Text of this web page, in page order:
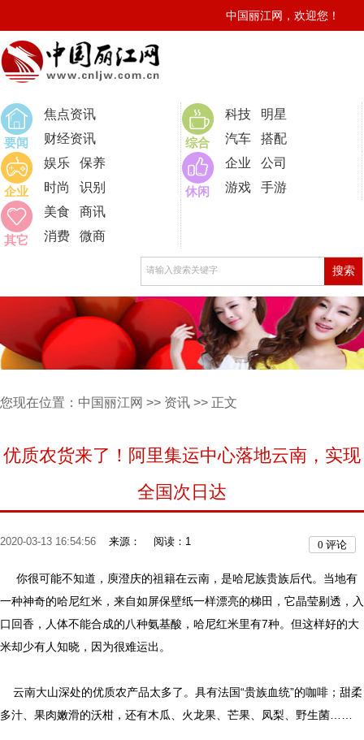
中国丽江网，欢迎您！
要闻
焦点资讯
财经资讯
综合
科技
明星
汽车
搭配
企业
娱乐
保养
时尚
识别 休闲
企业
公司
游戏
手游
其它
美食
商讯
消费
微商
您现在位置： 中国丽江网 >> 资讯 >> 正文
优质农货来了！阿里集运中心落地云南，实现
全国次日达
2020-03-13 16:54:56 来源： 阅读：1 0 评论
你很可能不知道，庾澄庆的祖籍在云南，是哈尼族贵族后代。当地有
一种神奇的哈尼红米，来自如屏保壁纸一样漂亮的梯田，它晶莹剔透，入
口回香，人体不能合成的八种氨基酸，哈尼红米里有7种。但这样好的大
米却少有人知晓，因为很难运出。
云南大山深处的优质农产品太多了。具有法国“贵族血统”的咖啡；甜柔
多汁、果肉嫩滑的沃柑，还有木瓜、火龙果、芒果、凤梨、野生菌……